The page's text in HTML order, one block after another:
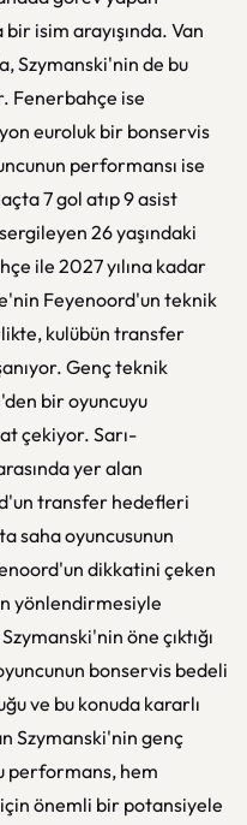
isim arayışında. Van
Szymanski'nin de bu
Fenerbahçe ise
euroluk bir bonservis
performansı ise
7 gol atıp 9 asist
26 yaşındaki
ile 2027 yılına kadar
Feyenoord'un teknik
kulübün transfer
Genç teknik
bir oyuncuyu
çekiyor. Sarı-
yer alan
transfer hedefleri
saha oyuncusunun
dikkatini çeken
yönlendirmesiyle
öne çıktığı
bonservis bedeli
ve bu konuda kararlı
Szymanski'nin genç
performans, hem
önemli bir potansiyele